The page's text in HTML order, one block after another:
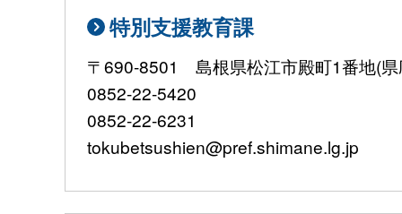
特別支援教育課
〒690-8501 島根県松江市殿町1番地(県
0852-22-5420
0852-22-6231
tokubetsushien@pref.shimane.lg.jp